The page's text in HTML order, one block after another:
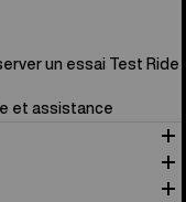
un essai Test Ride
et assistance